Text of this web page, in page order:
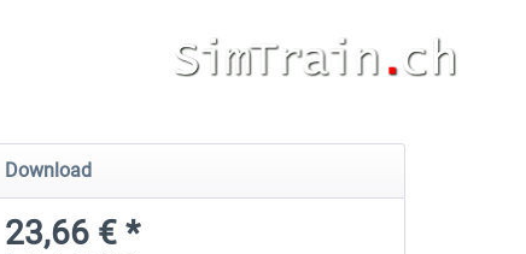
Download
23,66 € *